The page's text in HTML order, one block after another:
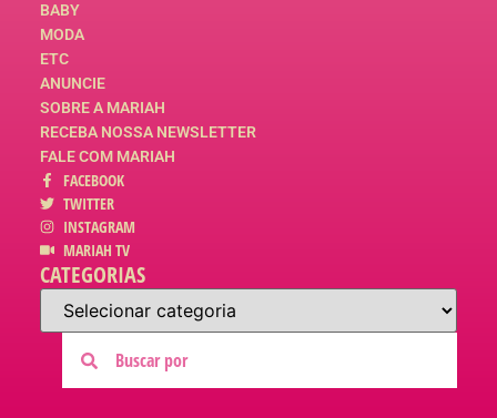
BABY
MODA
ETC
ANUNCIE
SOBRE A MARIAH
RECEBA NOSSA NEWSLETTER
FALE COM MARIAH
FACEBOOK
TWITTER
INSTAGRAM
MARIAH TV
CATEGORIAS